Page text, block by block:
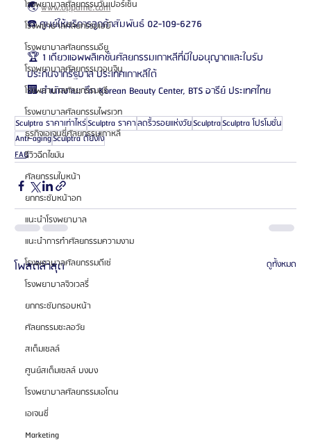
โรงพยาบาลศัลยกรรมวันเปอร์เซ็น
โรงพยาบาลศัลยกรรมเอบี
โรงพยาบาลศัลยกรรมอียู
โรงพยาบาลศัลยกรรมวอนจิน
โรงพยาบาลศัลยกรรมอูรี
โรงพยาบาลศัลยกรรมไพรเวท
ธุรกิจเอเจนซี่ศัลยกรรมเกาหลี
รีวิวฉีดไขมัน
ศัลยกรรมใบหน้า
ยกกระชับหน้าอก
แนะนำโรงพยาบาล
แนะนำการทำศัลยกรรมความงาม
โรงพยาบาลศัลยกรรมดีเซ่
โรงพยาบาลจิวเวลรี่
ยกกระชับกรอบหน้า
ศัลยกรรมชะลอวัย
สเต็มเซลล์
ศูนย์สเต็มเซลล์ บงบง
โรงพยาบาลศัลยกรรมเอโตน
เอเจนซี่
Marketing
🌏 www.oppame.com
☎️ ศูนย์ให้บริการลูกค้าสัมพันธ์ 02-109-6276
🏆 1 เดียวแอพพลิเคชั่นศัลยกรรมเกาหลีที่มีใบอนุญาตและใบรับ
ประกันจากรัฐบาล ประเทศเกาหลีใต้
🏢 สำนักงาน: ตึก Korean Beauty Center, BTS อารีย์ ประเทศไทย
Sculptra ราคาเท่าไหร่Sculptra ราคาลดริ้วรอยแห่งวัยSculptraSculptra โปรโมชั่น
Anti-agingSculptra ดียังไง
FAQ
โพสต์ล่าสุด ดูทั้งหมด